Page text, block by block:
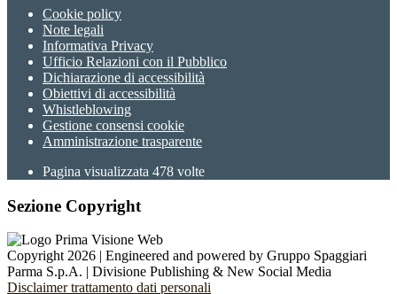
Cookie policy
Note legali
Informativa Privacy
Ufficio Relazioni con il Pubblico
Dichiarazione di accessibilità
Obiettivi di accessibilità
Whistleblowing
Gestione consensi cookie
Amministrazione trasparente
Pagina visualizzata 478 volte
Sezione Copyright
Copyright 2026 | Engineered and powered by Gruppo Spaggiari
Parma S.p.A. | Divisione Publishing & New Social Media
Disclaimer trattamento dati personali